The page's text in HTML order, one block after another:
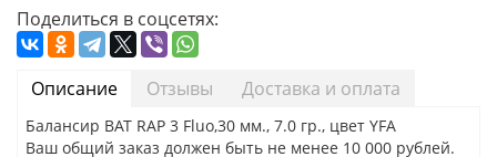
Поделиться в соцсетях:
Описание Отзывы Доставка и оплата
Балансир BAT RAP 3 Fluo,30 мм., 7.0 гр., цвет YFA
Ваш общий заказ должен быть не менее 10 000 рублей.